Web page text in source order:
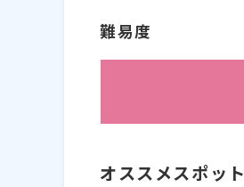
難易度
オススメスポット